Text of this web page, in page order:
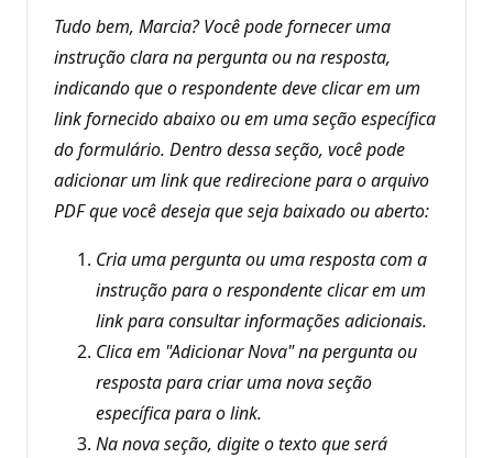
p
u
t
ç
o
Tudo bem, Marcia? Você pode fornecer uma
instrução clara na pergunta ou na resposta,
indicando que o respondente deve clicar em um
link fornecido abaixo ou em uma seção específica
do formulário. Dentro dessa seção, você pode
adicionar um link que redirecione para o arquivo
PDF que você deseja que seja baixado ou aberto:
Cria uma pergunta ou uma resposta com a
instrução para o respondente clicar em um
link para consultar informações adicionais.
Clica em "Adicionar Nova" na pergunta ou
resposta para criar uma nova seção
específica para o link.
Na nova seção, digite o texto que será